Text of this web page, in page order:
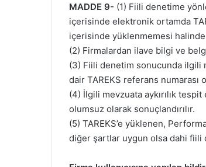
MADDE 9- (1) Fiili denetime
içerisinde elektronik ortamda
içerisinde yüklenmemesi
(2) Firmalardan ilave bilgi ve
(3) Fiili denetim sonucunda ilgili
dair TAREKS referans numarası
(4) İlgili mevzuata aykırılık
olumsuz olarak sonuçlandırılır.
(5) TAREKS’e yüklenen,
diğer şartlar uygun olsa dahi fiili